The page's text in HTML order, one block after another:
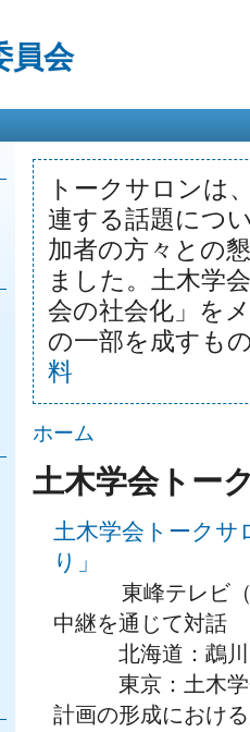
ツ
動
員会
トークサロンは
連する話題につ
加者の方々との
ました。土木学
会の社会化」を
の一部を成す
料
現在地
ホーム
土木学会トー
土木学会トークサ
り」
東峰テレビ
中継を通じて対話
北海道：鵡川町
東京：土木学会
計画の形成におけ